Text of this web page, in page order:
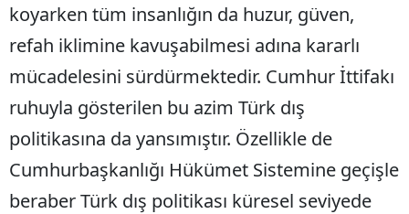
koyarken tüm insanlığın da huzur, güven,
refah iklimine kavuşabilmesi adına kararlı
mücadelesini sürdürmektedir. Cumhur İttifakı
ruhuyla gösterilen bu azim Türk dış
politikasına da yansımıştır. Özellikle de
Cumhurbaşkanlığı Hükümet Sistemine geçişle
beraber Türk dış politikası küresel seviyede